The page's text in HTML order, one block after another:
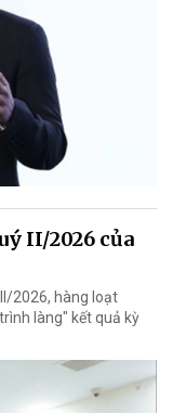
II/2026 của
2026, hàng loạt
làng" kết quả kỳ